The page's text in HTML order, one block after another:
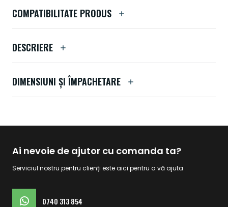
COMPATIBILITATE PRODUS
DESCRIERE
DIMENSIUNI ȘI ÎMPACHETARE
Ai nevoie de ajutor cu comanda ta?
Serviciul nostru pentru clienți este aici pentru a vă ajuta
0740 313 854